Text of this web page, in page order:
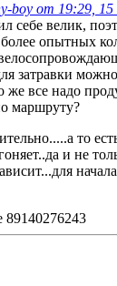
boy от 19:29, 15
себе велик,
опытных
затравки
же все надо
маршруту?
то
и не
89140276243